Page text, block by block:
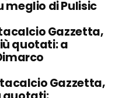
meglio di Pulisic
Gazzetta,
quotati: a
Gazzetta,